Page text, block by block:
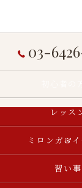
03-
レッス
ミロンガ&イ
習い事